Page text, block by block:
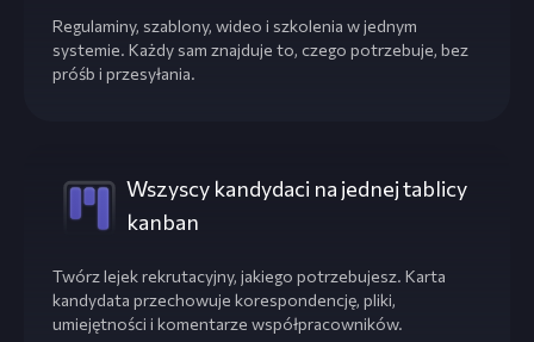
Regulaminy, szablony, wideo i szkolenia w jednym
systemie. Każdy sam znajduje to, czego potrzebuje, bez
próśb i przesyłania.
Wszyscy kandydaci na jednej tablicy
kanban
Twórz lejek rekrutacyjny, jakiego potrzebujesz. Karta
kandydata przechowuje korespondencję, pliki,
umiejętności i komentarze współpracowników.